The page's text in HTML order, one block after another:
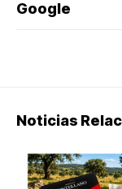
Google
Noticias